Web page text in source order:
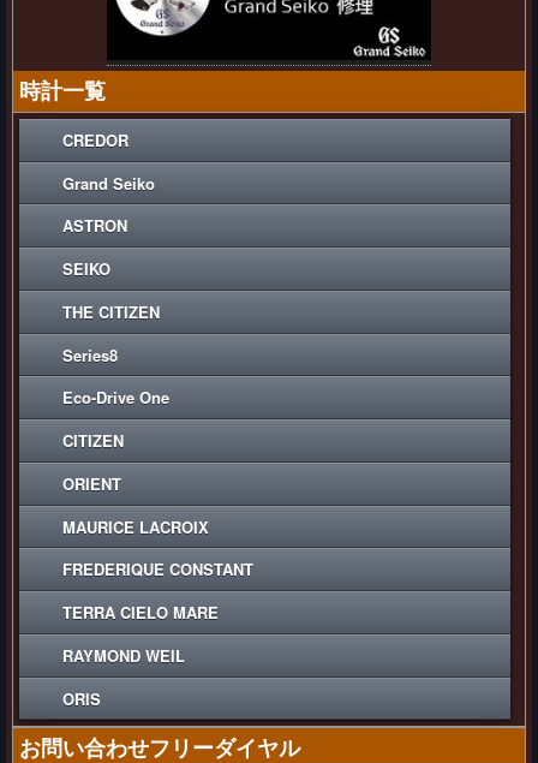
時計一覧
CREDOR
Grand Seiko
ASTRON
SEIKO
THE CITIZEN
Series8
Eco-Drive One
CITIZEN
ORIENT
MAURICE LACROIX
FREDERIQUE CONSTANT
TERRA CIELO MARE
RAYMOND WEIL
ORIS
お問い合わせフリーダイヤル